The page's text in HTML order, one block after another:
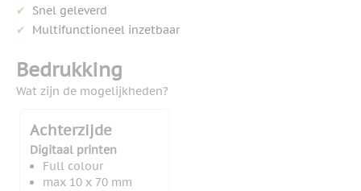
Snel geleverd
Multifunctioneel inzetbaar
Bedrukking
Wat zijn de mogelijkheden?
Achterzijde
Digitaal printen
Full colour
max 10 x 70 mm